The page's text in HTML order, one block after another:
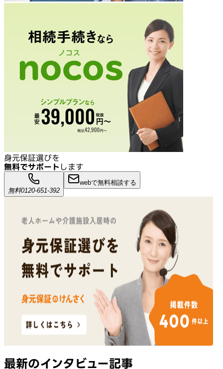
身元保証選びを
無料でサポート します
無料0120-651-392
webで無料相談する
最新のインタビュー記事